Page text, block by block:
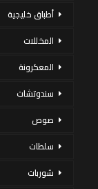
أطباق خليجية
المخللات
المعكرونة
سندوتشات
صوص
سلطات
شوربات